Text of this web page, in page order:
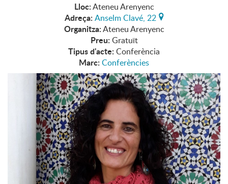
Lloc:Ateneu Arenyenc
Adreça: Anselm Clavé, 22
Organitza:Ateneu Arenyenc
Preu: Gratuït
Tipus d'acte: Conferència
Marc: Conferències